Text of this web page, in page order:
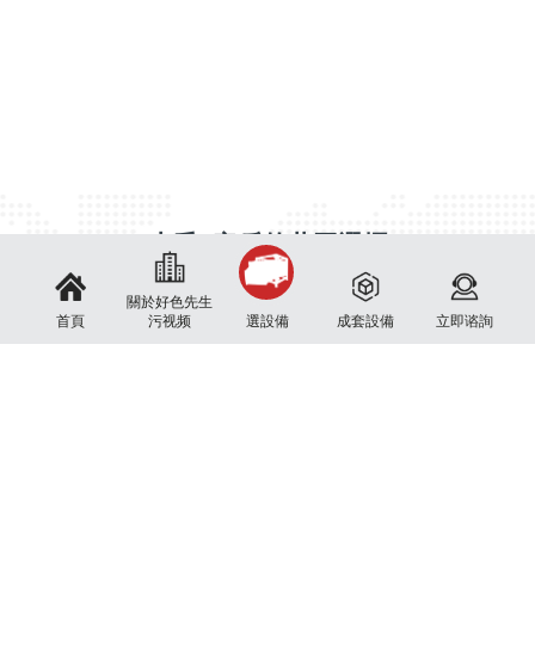
首頁
關於好色先生
污视频
選設備 成套設備 立即谘詢
上千+客戶的共同選擇
好色先生污视频憑借精湛的技術、良好的品質和服務贏得了世界讚許，在國內外眾多
企業大放異彩！